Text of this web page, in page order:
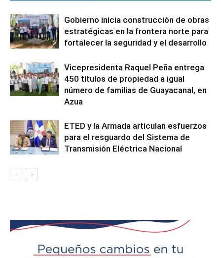
Gobierno inicia construcción de obras
estratégicas en la frontera norte para
fortalecer la seguridad y el desarrollo
Vicepresidenta Raquel Peña entrega
450 títulos de propiedad a igual
número de familias de Guayacanal, en
Azua
ETED y la Armada articulan esfuerzos
para el resguardo del Sistema de
Transmisión Eléctrica Nacional